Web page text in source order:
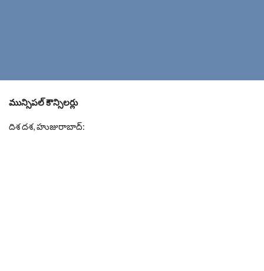
మున్సిపల్ కౌన్సిలర్లు
దిశ దశ, హుజురాబాద్: